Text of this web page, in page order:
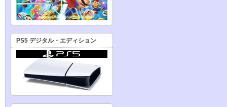
PS5 デジタル・エディション